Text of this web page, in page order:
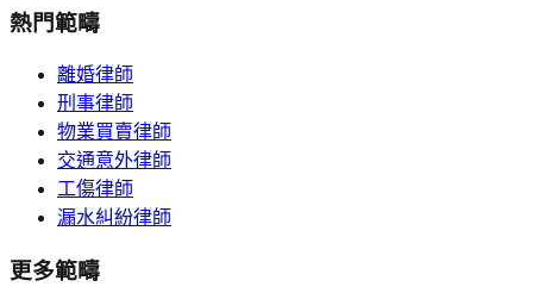
熱門範疇
離婚律師
刑事律師
物業買賣律師
交通意外律師
工傷律師
漏水糾紛律師
更多範疇